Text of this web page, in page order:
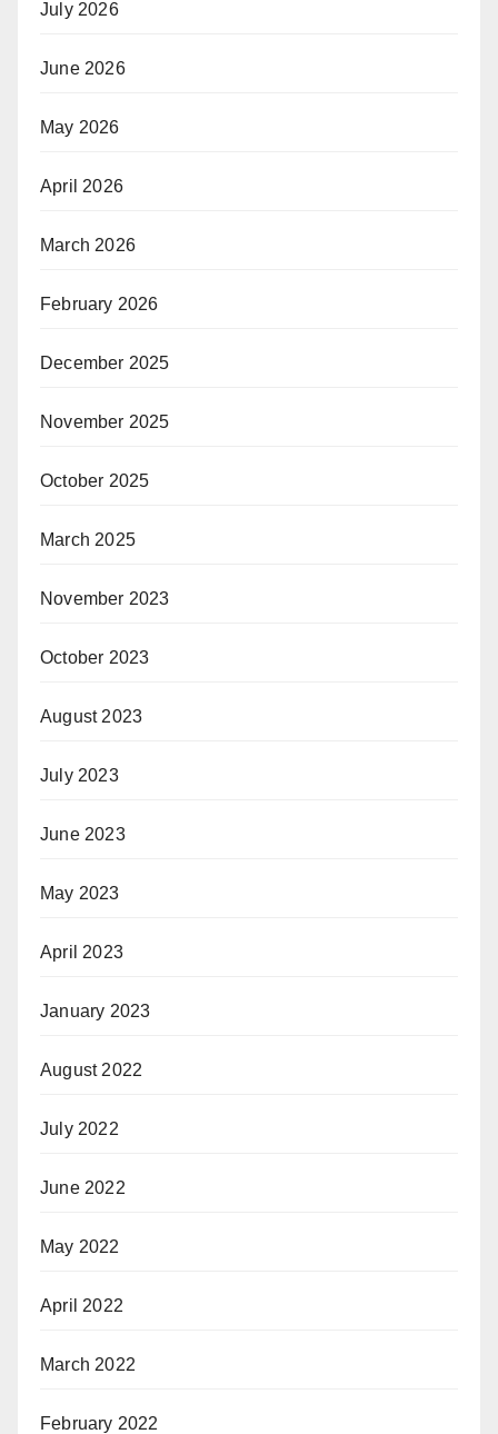
July 2026
June 2026
May 2026
April 2026
March 2026
February 2026
December 2025
November 2025
October 2025
March 2025
November 2023
October 2023
August 2023
July 2023
June 2023
May 2023
April 2023
January 2023
August 2022
July 2022
June 2022
May 2022
April 2022
March 2022
February 2022